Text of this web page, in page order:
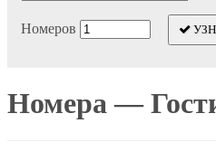
Номеров
Номера —